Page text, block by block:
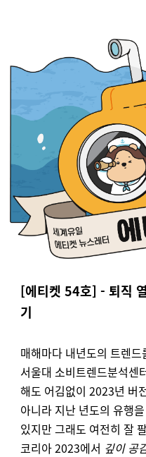
[에티켓 54호] - 퇴직
기
매해마다 내년도의 트렌
서울대 소비트렌드분석센
해도 어김없이 2023년 버
아니라 지난 년도의 유행
있지만 그래도 여전히 잘
코리아 2023에서 깊이 공